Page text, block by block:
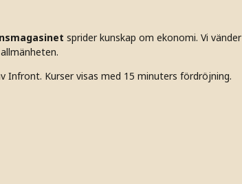
sprider kunskap om ekonomi. Vi vänder
Infront. Kurser visas med 15 minuters fördröjning.